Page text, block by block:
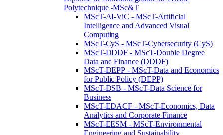
Polytechnique -MSc&T
MScT-AI-ViC - MScT-Artificial
Intelligence and Advanced Visual
Computing
MScT-CyS - MScT-Cybersecurity (CyS)
MScT-DDDF - MScT-Double Degree
Data and Finance (DDDF)
MScT-DEPP - MScT-Data and Economics
for Public Policy (DEPP)
MScT-DSB - MScT-Data Science for
Business
MScT-EDACF - MScT-Economics, Data
Analytics and Corporate Finance
MScT-EESM - MScT-Environmental
Engineering and Sustainability